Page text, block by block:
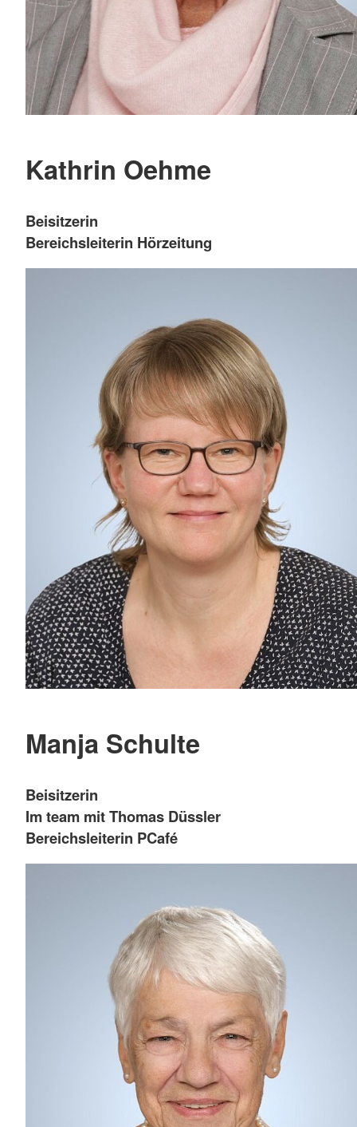
Kathrin Oehme
Beisitzerin
Bereichsleiterin Hörzeitung
Manja Schulte
Beisitzerin
Im team mit Thomas Düssler
Bereichsleiterin PCafé